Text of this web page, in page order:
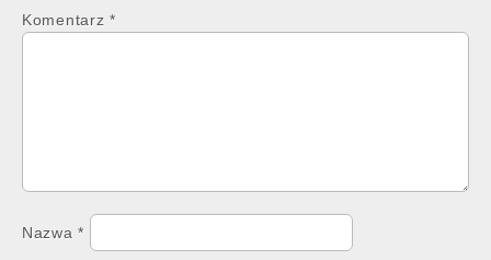
Komentarz *
Nazwa*